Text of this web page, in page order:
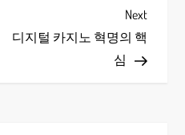
Next
Next
디지털 카지노 혁명의 핵
심